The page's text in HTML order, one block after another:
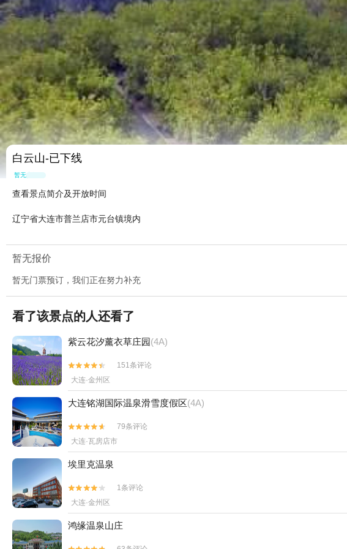
白云山-已下线
暂无点评
查看景点简介及开放时间
辽宁省大连市普兰店市元台镇境内
暂无报价
暂无门票预订，我们正在努力补充
看了该景点的人还看了
紫云花汐薰衣草庄园(4A)


151条评论
大连·金州区
大连铭湖国际温泉滑雪度假区(4A)


79条评论
大连·瓦房店市
埃里克温泉


1条评论
大连·金州区
鸿缘温泉山庄